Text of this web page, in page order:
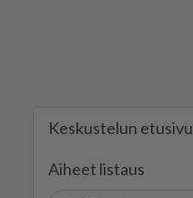
Keskustelun etusivu
Aiheet listaus